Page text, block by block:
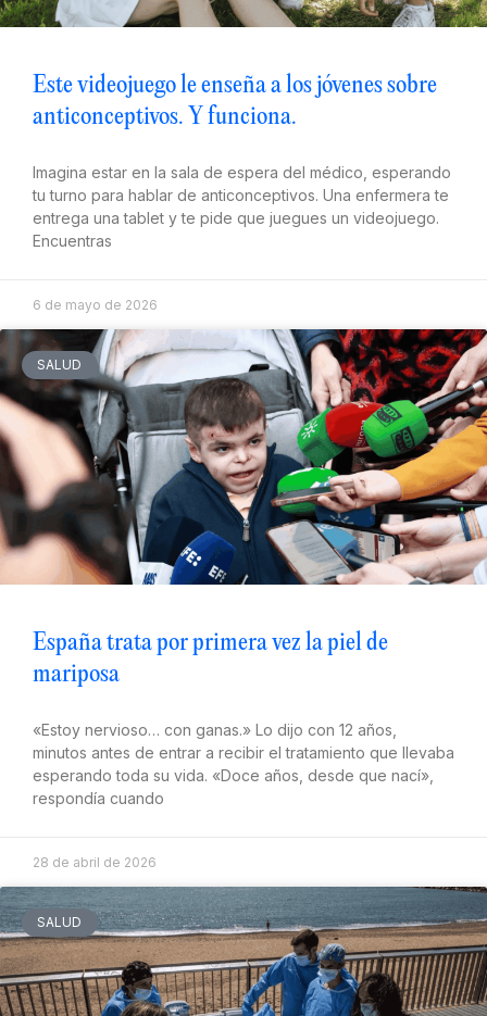
Este videojuego le enseña a los jóvenes sobre
anticonceptivos. Y funciona.
Imagina estar en la sala de espera del médico, esperando
tu turno para hablar de anticonceptivos. Una enfermera te
entrega una tablet y te pide que juegues un videojuego.
Encuentras
6 de mayo de 2026
SALUD
España trata por primera vez la piel de
mariposa
«Estoy nervioso… con ganas.» Lo dijo con 12 años,
minutos antes de entrar a recibir el tratamiento que llevaba
esperando toda su vida. «Doce años, desde que nací»,
respondía cuando
28 de abril de 2026
SALUD